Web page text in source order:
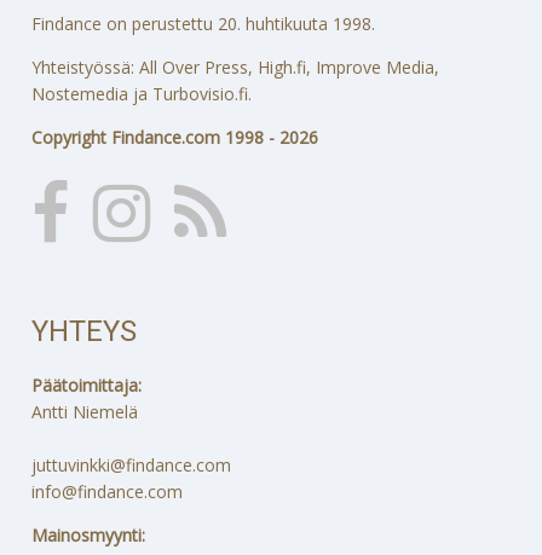
Findance on perustettu 20. huhtikuuta 1998.
Yhteistyössä: All Over Press, High.fi, Improve Media,
Nostemedia ja Turbovisio.fi.
Copyright Findance.com 1998 - 2026
YHTEYS
Päätoimittaja:
Antti Niemelä
juttuvinkki@findance.com
info@findance.com
Mainosmyynti: